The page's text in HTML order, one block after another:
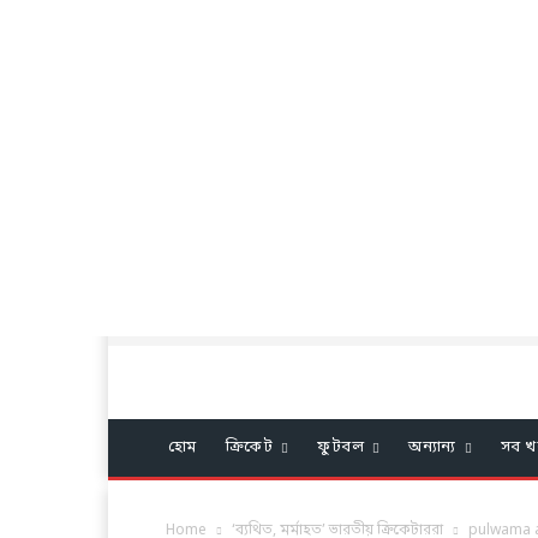
হোম ক্রিকেট ফুটবল অন্যান্য সব
Home ‘ব্যথিত, মর্মাহত’ ভারতীয় ক্রিকেটাররা pulwama